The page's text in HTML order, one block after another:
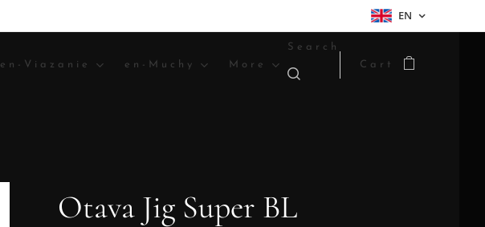
EN
en-Viazanie en-Muchy More
Search
Cart
Otava Jig Super BL